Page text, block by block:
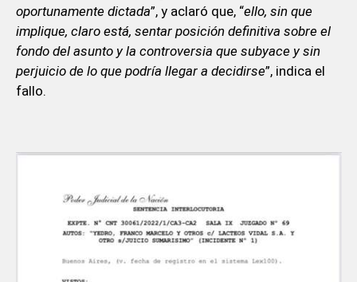
oportunamente dictada”, y aclaró que, “ello, sin que
implique, claro está, sentar posición definitiva sobre el
fondo del asunto y la controversia que subyace y sin
perjuicio de lo que podría llegar a decidirse”, indica el
fallo.